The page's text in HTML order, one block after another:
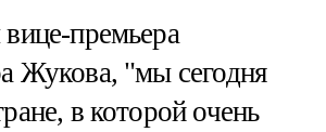
премьера
Жукова, "мы сегодня
в которой очень